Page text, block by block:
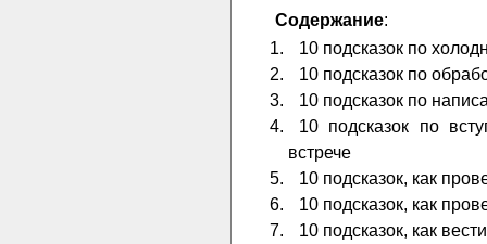
Содержание:
10 подсказок по
10 подсказок по
10 подсказок по
10 подсказок по
встрече
10 подсказок, как
10 подсказок, как
10 подсказок, как